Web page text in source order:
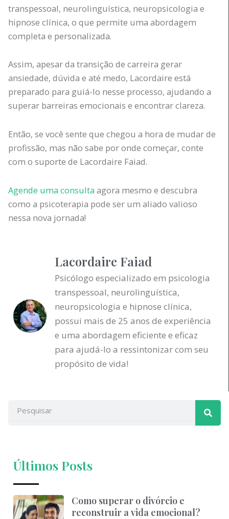
transpessoal, neurolinguística, neuropsicologia e
hipnose clínica, o que permite uma abordagem
completa e personalizada.
Assim, apesar da transição de carreira gerar
ansiedade, dúvida e até medo, Lacordaire está
preparado para guiá-lo nesse processo, ajudando a
superar barreiras emocionais e encontrar clareza.
Então, se você sente que chegou a hora de mudar de
profissão, mas não sabe por onde começar, conte
com o suporte de Lacordaire Faiad.
Agende uma consulta agora mesmo e descubra
como a psicoterapia pode ser um aliado valioso
nessa nova jornada!
Lacordaire Faiad
Psicólogo especializado em psicologia
transpessoal, neurolinguística,
neuropsicologia e hipnose clínica,
possui mais de 25 anos de experiência
e uma abordagem eficiente e eficaz
para ajudá-lo a ressintonizar com seu
propósito de vida!
Últimos Posts
Como superar o divórcio e
reconstruir a vida emocional?